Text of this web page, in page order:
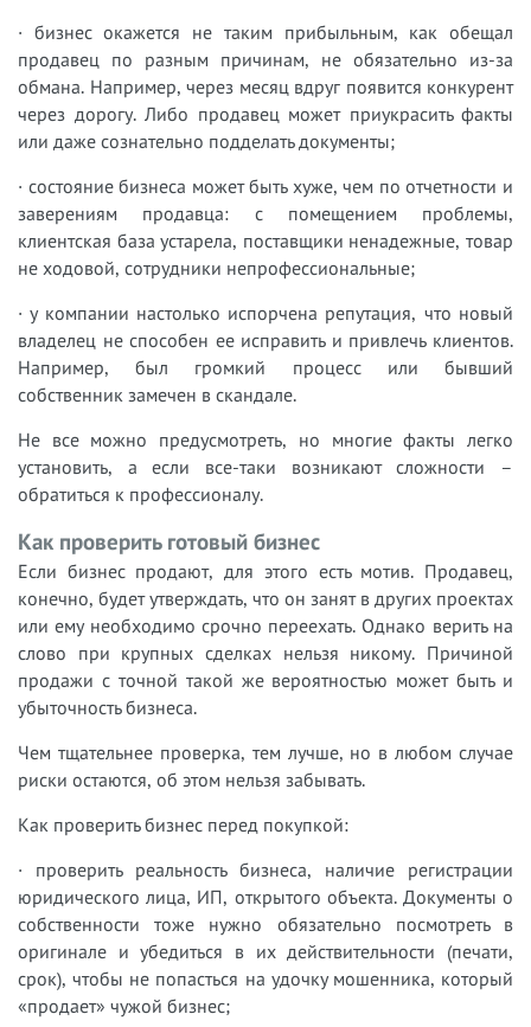
· бизнес окажется не таким прибыльным, как обещал
продавец по разным причинам, не обязательно из-за
обмана. Например, через месяц вдруг появится конкурент
через дорогу. Либо продавец может приукрасить факты
или даже сознательно подделать документы;
· состояние бизнеса может быть хуже, чем по отчетности и
заверениям продавца: с помещением проблемы,
клиентская база устарела, поставщики ненадежные, товар
не ходовой, сотрудники непрофессиональные;
· у компании настолько испорчена репутация, что новый
владелец не способен ее исправить и привлечь клиентов.
Например, был громкий процесс или бывший
собственник замечен в скандале.
Не все можно предусмотреть, но многие факты легко
установить, а если все-таки возникают сложности –
обратиться к профессионалу.
Как проверить готовый бизнес
Если бизнес продают, для этого есть мотив. Продавец,
конечно, будет утверждать, что он занят в других проектах
или ему необходимо срочно переехать. Однако верить на
слово при крупных сделках нельзя никому. Причиной
продажи с точной такой же вероятностью может быть и
убыточность бизнеса.
Чем тщательнее проверка, тем лучше, но в любом случае
риски остаются, об этом нельзя забывать.
Как проверить бизнес перед покупкой:
· проверить реальность бизнеса, наличие регистрации
юридического лица, ИП, открытого объекта. Документы о
собственности тоже нужно обязательно посмотреть в
оригинале и убедиться в их действительности (печати,
срок), чтобы не попасться на удочку мошенника, который
«продает» чужой бизнес;